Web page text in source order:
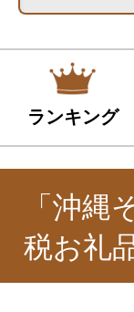
ランキング
「沖縄
税お礼